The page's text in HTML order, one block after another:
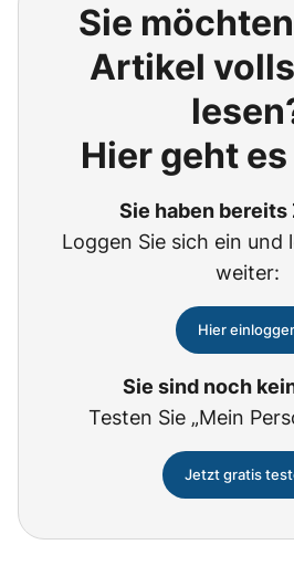
Sie
Artikel
Hier geht
Sie haben bereits
Loggen Sie sich ein und
weiter:
Hier
Sie sind noch
Testen Sie „Mein
Jetzt gratis